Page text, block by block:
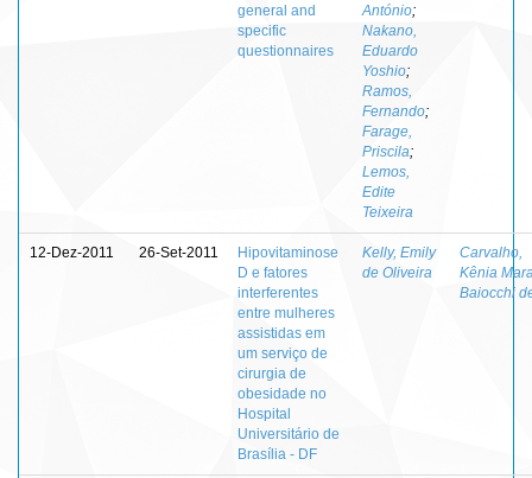
general and
specific
questionnaires
António;
Nakano,
Eduardo
Yoshio;
Ramos,
Fernando;
Farage,
Priscila;
Lemos,
Edite
Teixeira
12-Dez-2011 26-Set-2011
Hipovitaminose
D e fatores
interferentes
entre mulheres
assistidas em
um serviço de
cirurgia de
obesidade no
Hospital
Universitário de
Brasília - DF
Kelly, Emily
de Oliveira
Carvalho,
Kênia
Baiocchi